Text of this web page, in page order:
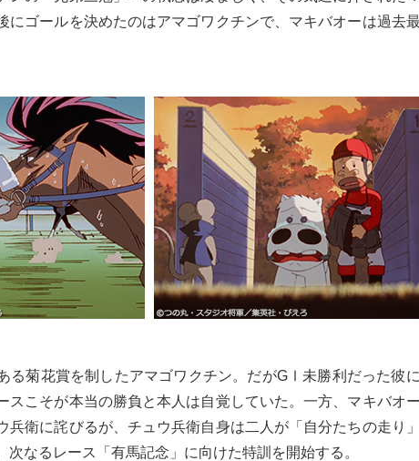
にゴールを決めたのはアマゴワクチンで、マキバオーは過去
る菊花賞を制したアマゴワクチン。だがGⅠ未勝利だった彼
スこそが本当の勝負と本人は自覚していた。一方、マキバオ
兵衛に詫びるが、チュウ兵衛自身は二人が「自分たちの走り
次なるレース「有馬記念」に向けた特訓を開始する。